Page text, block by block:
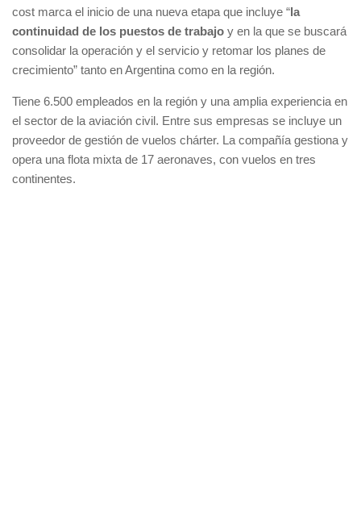
cost marca el inicio de una nueva etapa que incluye “la
continuidad de los puestos de trabajo y en la que se buscará
consolidar la operación y el servicio y retomar los planes de
crecimiento” tanto en Argentina como en la región.
Tiene 6.500 empleados en la región y una amplia experiencia en
el sector de la aviación civil. Entre sus empresas se incluye un
proveedor de gestión de vuelos chárter. La compañía gestiona y
opera una flota mixta de 17 aeronaves, con vuelos en tres
continentes.